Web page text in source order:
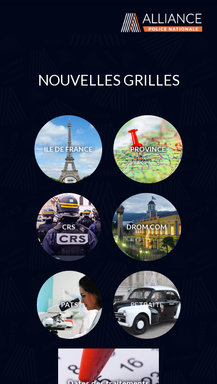
NOUVELLES GRILLES
ILE DE FRANCE PROVINCE
CRS DROM COM
PATS RETRAITE